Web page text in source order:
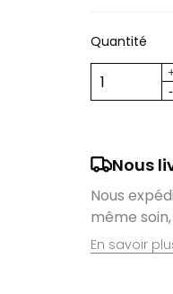
Quantité
Nous
Nous
même
En savoir